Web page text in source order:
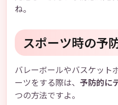
ね。
スポーツ時の予
バレーボールやバスケット
ーツをする際は、 予防的に
つの方法ですよ。